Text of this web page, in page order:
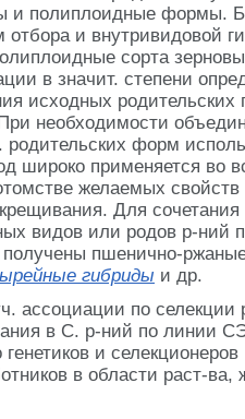
и полиплоидные формы.
и внутривидовой
сорта
в значит. степени
исходных родительских
При необходимости
родительских форм
широко применяется во
желаемых свойств
Для
видов или родов р-ний
пшенично-
гибриды и др.
ассоциации по
в С. р-ний по линии
генетиков и
в области раст-ва,